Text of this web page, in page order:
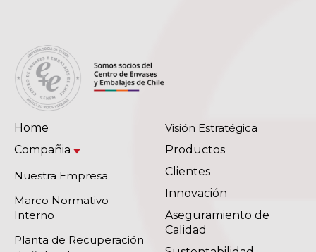
Home
Compañia
Nuestra Empresa
Marco Normativo
Interno
Planta de Recuperación
Visión Estratégica
Productos
Clientes
Innovación
Aseguramiento de
Calidad